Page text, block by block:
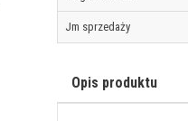
Jm sprzedaży
Opis produktu